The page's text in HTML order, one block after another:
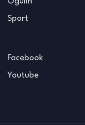
Sport
Facebook
Youtube